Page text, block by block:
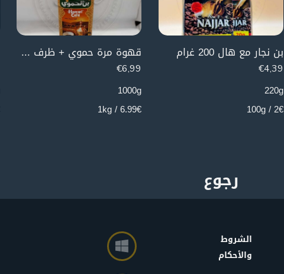
بن نجار مع هال 200 غرام
€4,39
220g
2€ / 100g
قهوة مرة حموي + ظرف حبوب هال مجانا
€6,99
1000g
6.99€ / 1kg
الشروط
والأحكام